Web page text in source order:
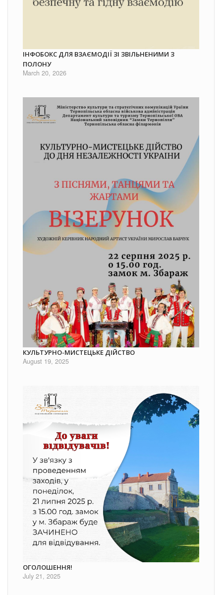
ІНФОБОКС ДЛЯ ВЗАЄМОДІЇ ЗІ ЗВІЛЬНЕНИМИ З
ПОЛОНУ
March 20, 2026
КУЛЬТУРНО-МИСТЕЦЬКЕ ДІЙСТВО
August 19, 2025
ОГОЛОШЕННЯ!
July 21, 2025